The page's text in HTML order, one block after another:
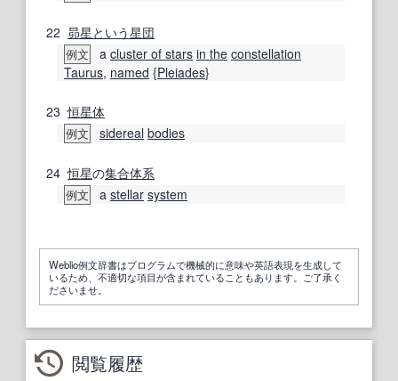
22 昴星という星団
例文 a cluster of stars in the constellation
Taurus, named {Pleiades}
23 恒星体
例文 sidereal bodies
24 恒星の集合体系
例文 a stellar system
Weblio例文辞書はプログラムで機械的に意味や英語表現を生成して
いるため、不適切な項目が含まれていることもあります。ご了承く
ださいませ。
閲覧履歴